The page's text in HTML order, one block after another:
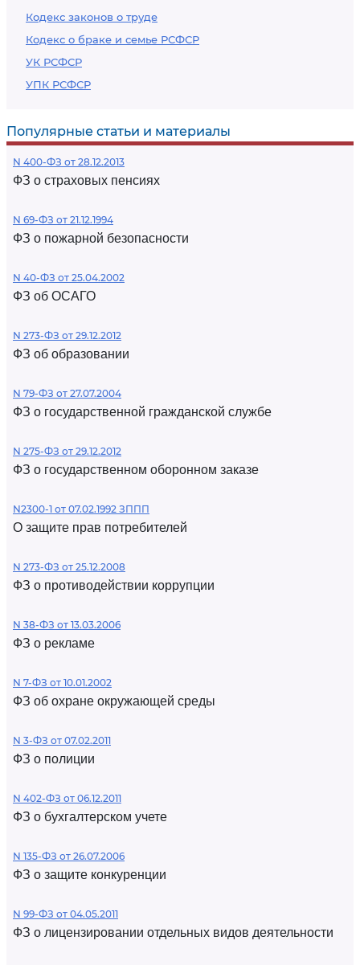
Кодекс законов о труде
Кодекс о браке и семье РСФСР
УК РСФСР
УПК РСФСР
Популярные статьи и материалы
N 400-ФЗ от 28.12.2013
ФЗ о страховых пенсиях
N 69-ФЗ от 21.12.1994
ФЗ о пожарной безопасности
N 40-ФЗ от 25.04.2002
ФЗ об ОСАГО
N 273-ФЗ от 29.12.2012
ФЗ об образовании
N 79-ФЗ от 27.07.2004
ФЗ о государственной гражданской службе
N 275-ФЗ от 29.12.2012
ФЗ о государственном оборонном заказе
N2300-1 от 07.02.1992 ЗППП
О защите прав потребителей
N 273-ФЗ от 25.12.2008
ФЗ о противодействии коррупции
N 38-ФЗ от 13.03.2006
ФЗ о рекламе
N 7-ФЗ от 10.01.2002
ФЗ об охране окружающей среды
N 3-ФЗ от 07.02.2011
ФЗ о полиции
N 402-ФЗ от 06.12.2011
ФЗ о бухгалтерском учете
N 135-ФЗ от 26.07.2006
ФЗ о защите конкуренции
N 99-ФЗ от 04.05.2011
ФЗ о лицензировании отдельных видов деятельности